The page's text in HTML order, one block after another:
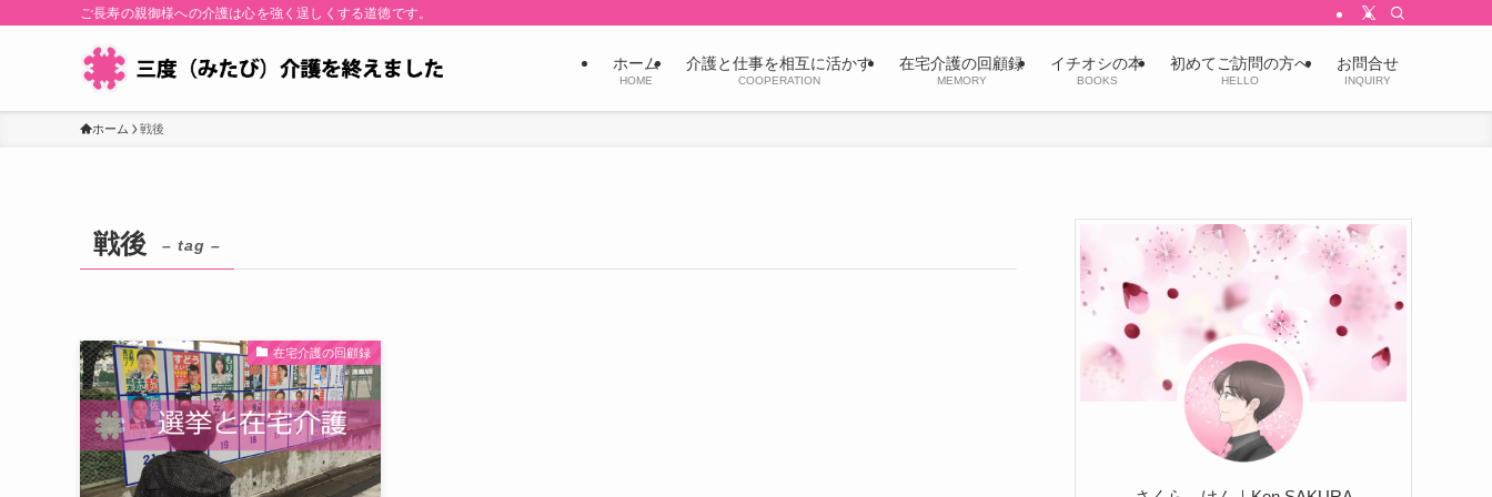
ご長寿の親御様への介護は心を強く逞しくする道徳です。
ホーム
HOME
介護と仕事を相互に活かす
COOPERATION
在宅介護の回顧録
MEMORY
イチオシの本
BOOKS
初めてご訪問の方へ
HELLO
お問合せ
INQUIRY
ホーム 戦後
戦後 – tag –
在宅介護の回顧録